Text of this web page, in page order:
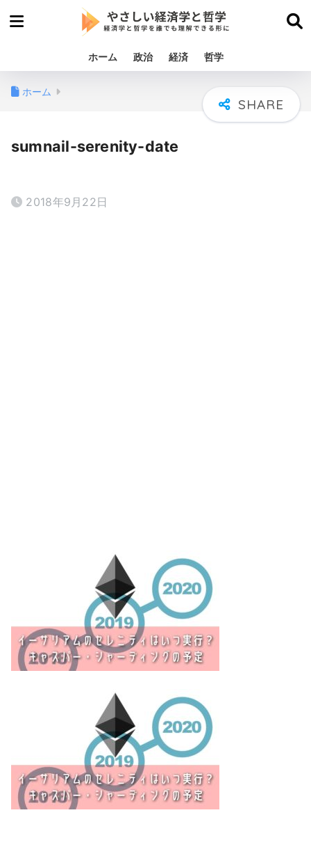
ホーム 政治 経済 哲学
ホーム
sumnail-serenity-date
2018年9月22日